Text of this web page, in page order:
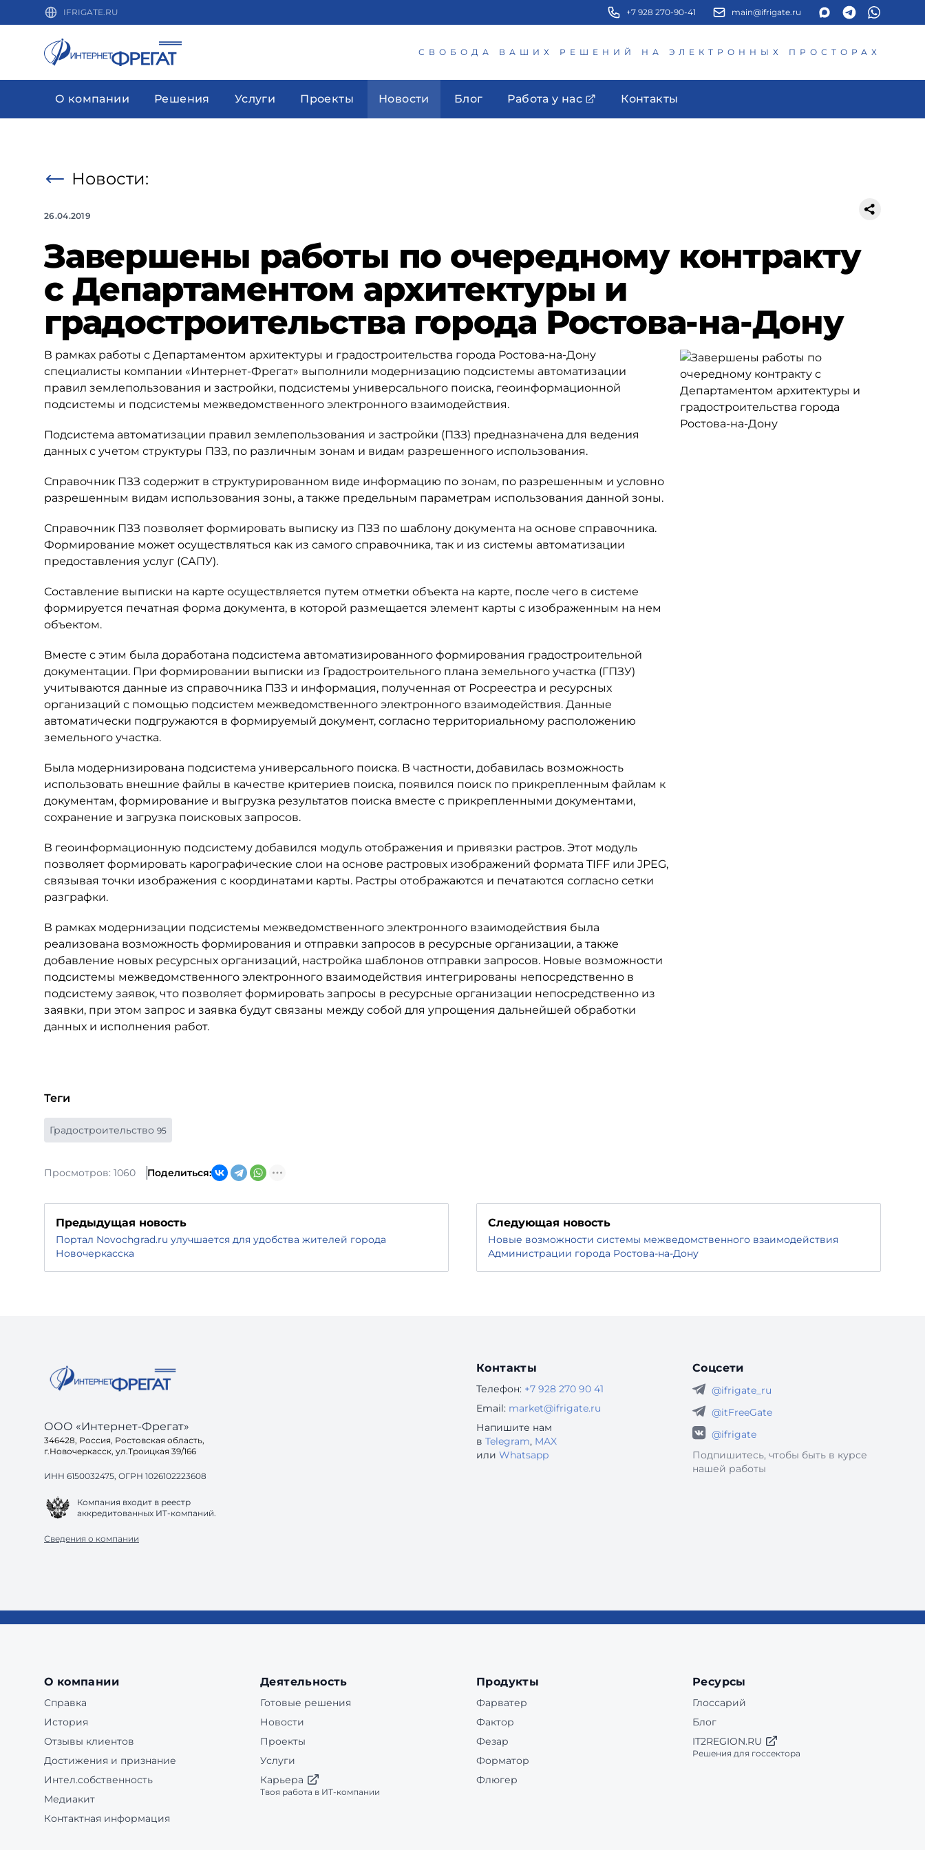
IFRIGATE.RU +7 928 270-90-41 main@ifrigate.ru
СВОБОДА ВАШИХ РЕШЕНИЙ НА ЭЛЕКТРОННЫХ ПРОСТОРАХ
О компании Решения Услуги Проекты Новости Блог Работа у нас Контакты
Новости:
26.04.2019
Завершены работы по очередному контракту
с Департаментом архитектуры и
градостроительства города Ростова-на-Дону
В рамках работы с Департаментом архитектуры и градостроительства города Ростова-на-Дону
специалисты компании «Интернет-Фрегат» выполнили модернизацию подсистемы автоматизации
правил землепользования и застройки, подсистемы универсального поиска, геоинформационной
подсистемы и подсистемы межведомственного электронного взаимодействия.
Подсистема автоматизации правил землепользования и застройки (ПЗЗ) предназначена для ведения
данных с учетом структуры ПЗЗ, по различным зонам и видам разрешенного использования.
Справочник ПЗЗ содержит в структурированном виде информацию по зонам, по разрешенным и условно
разрешенным видам использования зоны, а также предельным параметрам использования данной зоны.
Справочник ПЗЗ позволяет формировать выписку из ПЗЗ по шаблону документа на основе справочника.
Формирование может осуществляться как из самого справочника, так и из системы автоматизации
предоставления услуг (САПУ).
Составление выписки на карте осуществляется путем отметки объекта на карте, после чего в системе
формируется печатная форма документа, в которой размещается элемент карты с изображенным на нем
объектом.
Вместе с этим была доработана подсистема автоматизированного формирования градостроительной
документации. При формировании выписки из Градостроительного плана земельного участка (ГПЗУ)
учитываются данные из справочника ПЗЗ и информация, полученная от Росреестра и ресурсных
организаций с помощью подсистем межведомственного электронного взаимодействия. Данные
автоматически подгружаются в формируемый документ, согласно территориальному расположению
земельного участка.
Была модернизирована подсистема универсального поиска. В частности, добавилась возможность
использовать внешние файлы в качестве критериев поиска, появился поиск по прикрепленным файлам к
документам, формирование и выгрузка результатов поиска вместе с прикрепленными документами,
сохранение и загрузка поисковых запросов.
В геоинформационную подсистему добавился модуль отображения и привязки растров. Этот модуль
позволяет формировать карографические слои на основе растровых изображений формата TIFF или JPEG,
связывая точки изображения с координатами карты. Растры отображаются и печатаются согласно сетки
разграфки.
В рамках модернизации подсистемы межведомственного электронного взаимодействия была
реализована возможность формирования и отправки запросов в ресурсные организации, а также
добавление новых ресурсных организаций, настройка шаблонов отправки запросов. Новые возможности
подсистемы межведомственного электронного взаимодействия интегрированы непосредственно в
подсистему заявок, что позволяет формировать запросы в ресурсные организации непосредственно из
заявки, при этом запрос и заявка будут связаны между собой для упрощения дальнейшей обработки
данных и исполнения работ.
Теги
Градостроительство 95
Просмотров: 1060 Поделиться:
Предыдущая новость
Портал Novochgrad.ru улучшается для удобства жителей города
Новочеркасска
Следующая новость
Новые возможности системы межведомственного взаимодействия
Администрации города Ростова-на-Дону
ООО «Интернет-Фрегат»
346428, Россия, Ростовская область,
г.Новочеркасск, ул.Троицкая 39/166
ИНН 6150032475, ОГРН 1026102223608
Компания входит в реестр
аккредитованных ИТ-компаний.
Сведения о компании
Контакты
Телефон: +7 928 270 90 41
Email: market@ifrigate.ru
Напишите нам
в Telegram, MAX
или Whatsapp
Соцсети
@ifrigate_ru
@itFreeGate
@ifrigate
Подпишитесь, чтобы быть в курсе
нашей работы
О компании
Справка
История
Отзывы клиентов
Достижения и признание
Интел.собственность
Медиакит
Контактная информация
Деятельность
Готовые решения
Новости
Проекты
Услуги
Карьера
Твоя работа в ИТ-компании
Продукты
Фарватер
Фактор
Фезар
Форматор
Флюгер
Ресурсы
Глоссарий
Блог
IT2REGION.RU
Решения для госсектора